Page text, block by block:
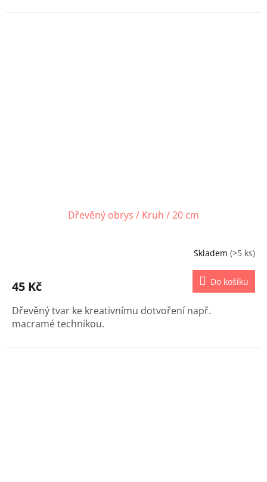
Dřevěný obrys / Kruh / 20 cm
Skladem (>5 ks)
45 Kč Do košíku
Dřevěný tvar ke kreativnímu dotvoření např.
macramé technikou.